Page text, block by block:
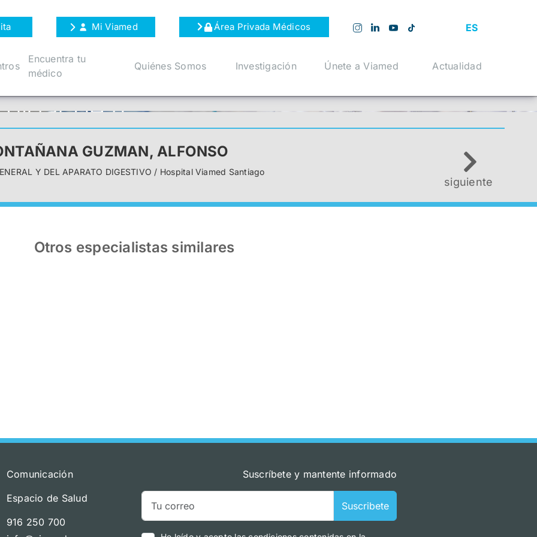
Mi Viamed Área Privada Médicos ES
Encuentra tu
médico
Quiénes Somos Investigación Únete a Viamed Actualidad
GUZMAN, ALFONSO
Y DEL APARATO DIGESTIVO / Hospital Viamed Santiago
siguiente
Otros especialistas similares
Comunicación
Espacio de Salud
916 250 700
Suscríbete y mantente informado
Suscribete